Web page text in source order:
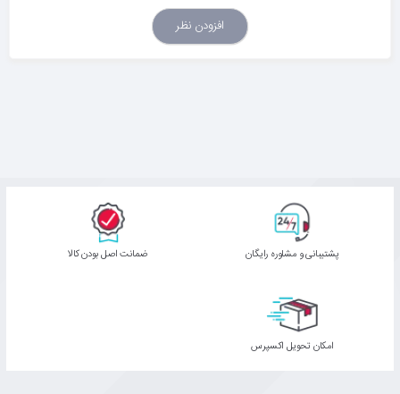
Precision Black (رنگ مشکی عمیق)
Peak Illuminator (بیشترین میزان روشنایی)
حتی در صحنه‌های تاریک هم روشن‌تر شوند. با همین افزایش اضافی
روشنایی در هر صحنه از تصاویر شگفت‌انگیز لذت ببرید.
افزودن نظر
پشتیبانی و مشاوره رایگان ﺿﻤﺎﻧﺖ اﺻﻞ ﺑﻮدن ﮐﺎﻟﺎ
اﻣﮑﺎن ﺗﺤﻮﯾﻞ اﮐﺴﭙﺮس